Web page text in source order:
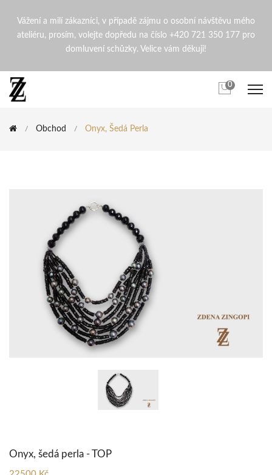
Onyx, šedá perla |
Vážení a milí zákazníci, v případě zájmu o osobní návštěvu mého
ateliéru, prosím, volejte dopředu na číslo +420 721 350 177 pro
domluvení schůzky. Velice vám děkuji!
0
Obchod Onyx, Šedá Perla
Onyx, šedá perla - TOP